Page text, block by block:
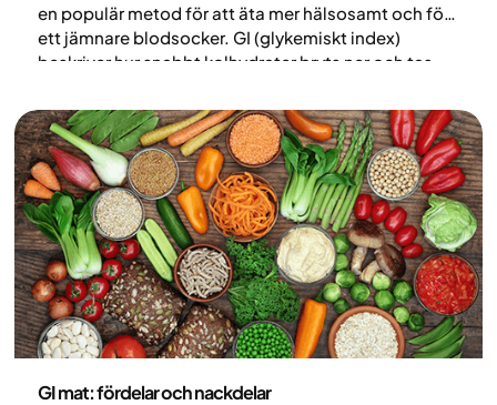
en populär metod för att äta mer hälsosamt och för
ett jämnare blodsocker. GI (glykemiskt index)
beskriver hur snabbt kolhydrater bryts ner och tas
blodsockret. I den här guiden går vi igenom vad mat
med lågt GI innebär och praktiska tips för att skapa
måltider med lägre glykemiskt index.
GI mat: fördelar och nackdelar